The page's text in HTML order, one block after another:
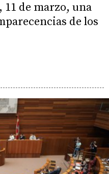
11 de marzo, una
de los